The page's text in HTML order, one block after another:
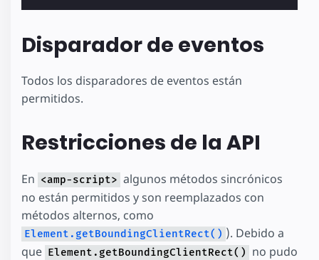
Disparador de eventos
Todos los disparadores de eventos están
permitidos.
Restricciones de la API
En <amp-script> algunos métodos sincrónicos
no están permitidos y son reemplazados con
métodos alternos, como
Element.getBoundingClientRect() ). Debido a
que Element.getBoundingClientRect()
no pudo